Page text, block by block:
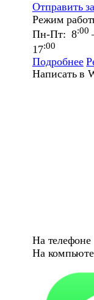
Отправить
Режим
Пн-Пт: 8:00
17:00
Подробнее
Написать в
На телефоне
На